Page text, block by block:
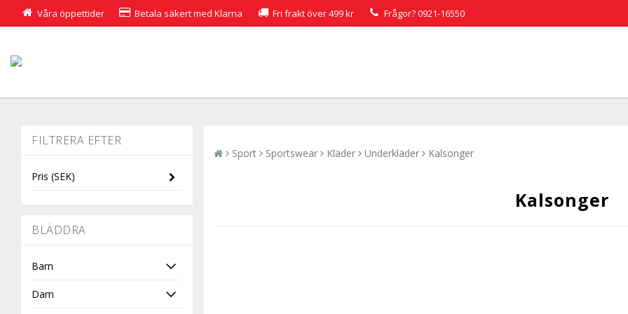
Våra öppettider Betala säkert med Klarna Fri frakt över 499 kr Frågor?0921-16550
Pris (SEK)
BLÄDDRA
Barn
Dam
Sport Sportswear Kläder Underkläder Kalsonger
Kalsonger